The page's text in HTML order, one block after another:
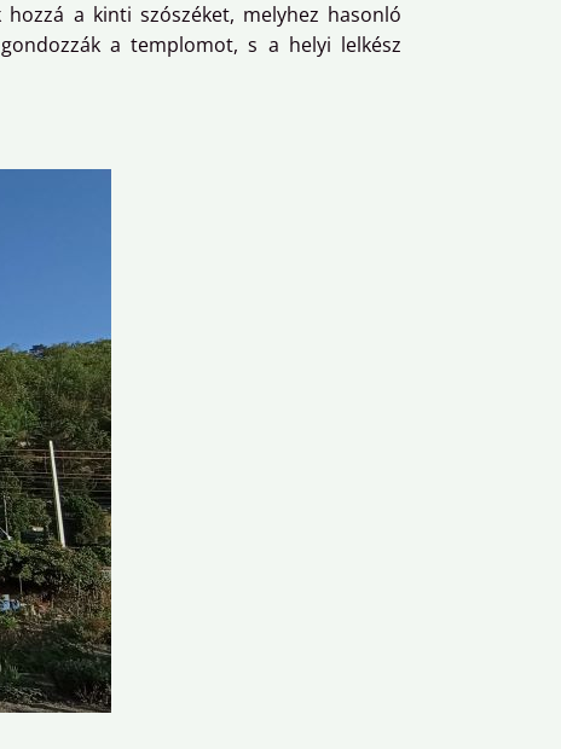
a kinti szószéket, melyhez hasonló
a templomot, s a helyi lelkész